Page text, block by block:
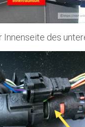
Innenseite des